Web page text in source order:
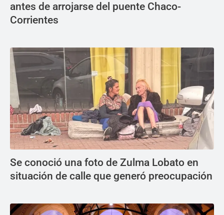
antes de arrojarse del puente Chaco-
Corrientes
Se conoció una foto de Zulma Lobato en
situación de calle que generó preocupación